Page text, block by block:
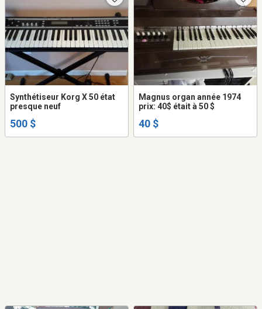
Synthétiseur Korg X 50 état
presque neuf
500 $
Magnus organ année 1974
prix: 40$ était à 50 $
40 $